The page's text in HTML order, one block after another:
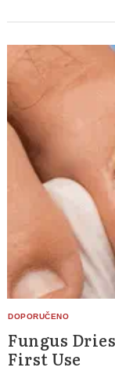
Fungus
First Use